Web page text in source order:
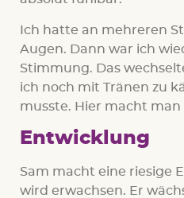
Ich hatte an mehreren
Augen. Dann war ich
Stimmung. Das
ich noch mit Tränen zu
musste. Hier macht
Entwicklung
Sam macht eine riesige
wird erwachsen. Er